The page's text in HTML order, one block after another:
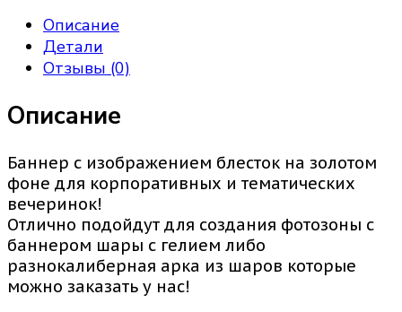
Описание
Детали
Отзывы (0)
Описание
Баннер с изображением блесток на золотом
фоне для корпоративных и тематических
вечеринок!
Отлично подойдут для создания фотозоны с
баннером шары с гелием либо
разнокалиберная арка из шаров которые
можно заказать у нас!